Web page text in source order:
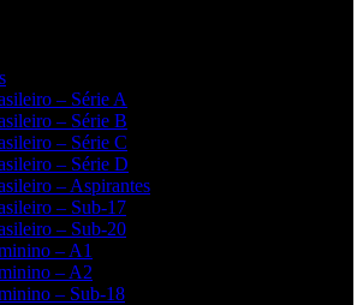
– Série A
– Série B
– Série C
– Série D
– Aspirantes
– Sub-17
– Sub-20
– A1
– A2
– Sub-18